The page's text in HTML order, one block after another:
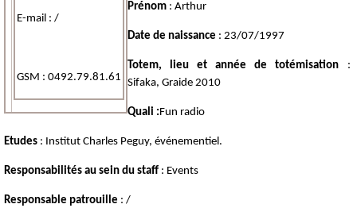
E-mail : /
GSM : 0492.79.81.61
Prénom : Arthur
Date de naissance : 23/07/1997
Totem, lieu et année de totémisation :
Sifaka, Graide 2010
Quali :Fun radio
Etudes : Institut Charles Peguy, événementiel.
Responsabilités au sein du staff : Events
Responsable patrouille : /